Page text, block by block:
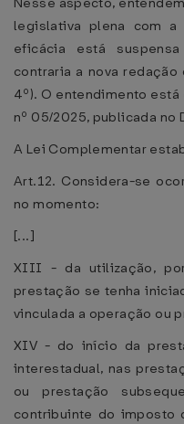
legislativa plena com
eficácia está
contraria a nova redação
4º). O entendimento
nº 05/2025, publicada no
A Lei Complementar
Art.12. Considera-se
no momento:
[...]
XIII - da utilização,
prestação se tenha
vinculada a operação ou
XIV - do início da
interestadual, nas
ou prestação
contribuinte do imposto